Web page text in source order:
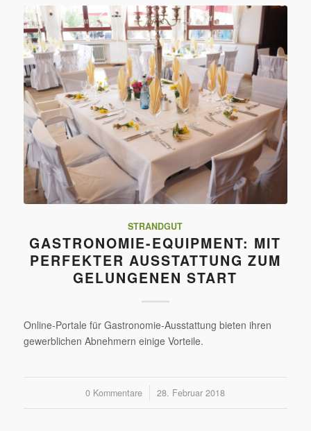
STRANDGUT
GASTRONOMIE-EQUIPMENT: MIT
PERFEKTER AUSSTATTUNG ZUM
GELUNGENEN START
Online-Portale für Gastronomie-Ausstattung bieten ihren
gewerblichen Abnehmern einige Vorteile.
0 Kommentare
/ 28. Februar 2018